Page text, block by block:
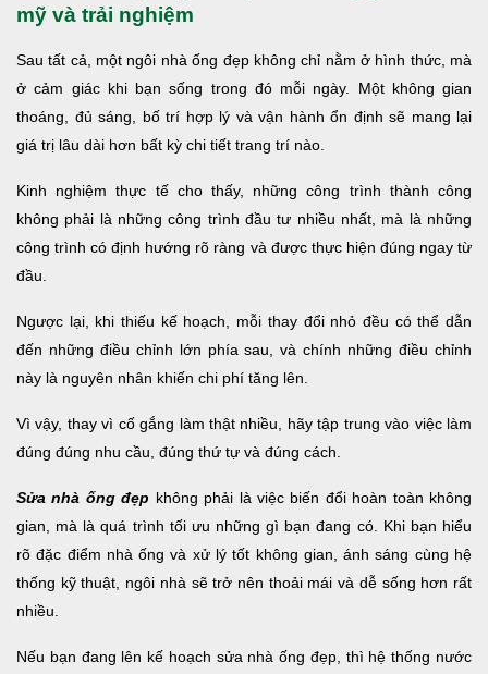
mỹ và trải nghiệm
Sau tất cả, một ngôi nhà ống đẹp không chỉ nằm ở hình thức, mà
ở cảm giác khi bạn sống trong đó mỗi ngày. Một không gian
thoáng, đủ sáng, bố trí hợp lý và vận hành ổn định sẽ mang lại
giá trị lâu dài hơn bất kỳ chi tiết trang trí nào.
Kinh nghiệm thực tế cho thấy, những công trình thành công
không phải là những công trình đầu tư nhiều nhất, mà là những
công trình có định hướng rõ ràng và được thực hiện đúng ngay từ
đầu.
Ngược lại, khi thiếu kế hoạch, mỗi thay đổi nhỏ đều có thể dẫn
đến những điều chỉnh lớn phía sau, và chính những điều chỉnh
này là nguyên nhân khiến chi phí tăng lên.
Vì vậy, thay vì cố gắng làm thật nhiều, hãy tập trung vào việc làm
đúng đúng nhu cầu, đúng thứ tự và đúng cách.
Sửa nhà ống đẹp không phải là việc biến đổi hoàn toàn không
gian, mà là quá trình tối ưu những gì bạn đang có. Khi bạn hiểu
rõ đặc điểm nhà ống và xử lý tốt không gian, ánh sáng cùng hệ
thống kỹ thuật, ngôi nhà sẽ trở nên thoải mái và dễ sống hơn rất
nhiều.
Nếu bạn đang lên kế hoạch sửa nhà ống đẹp, thì hệ thống nước